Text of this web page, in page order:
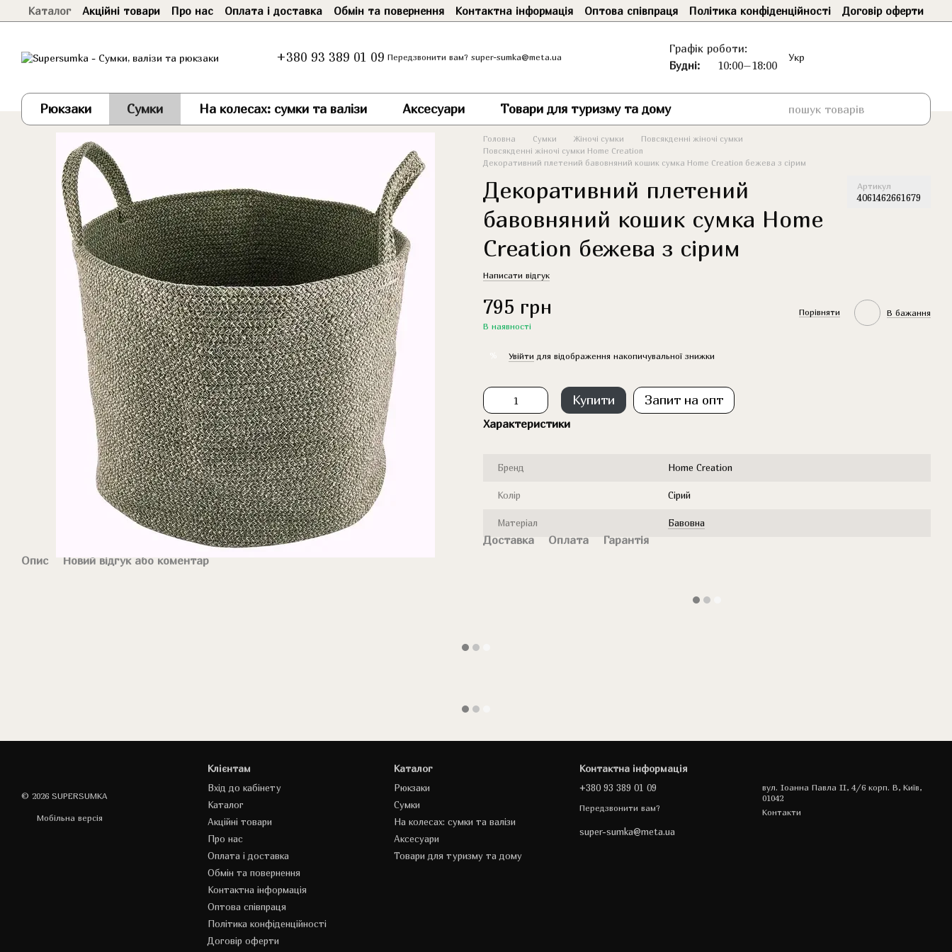
Перейти до основного контенту
Каталог Акційні товари Про нас Оплата і доставка Обмін та повернення Контактна інформація Оптова співпраця Політика конфіденційності Договір оферти
+380 93 389 01 09 Передзвонити вам? super-sumka@meta.ua
Графік роботи:
Будні:
10:00–18:00
Укр
Рюкзаки Сумки На колесах: сумки та валізи Аксесуари Товари для туризму та дому
Опис Новий відгук або коментар
Головна Сумки Жіночі сумки
Повсякденні жіночі сумки
Повсякденні жіночі сумки Home Creation
Декоративний плетений бавовняний кошик сумка Home Creation бежева з сірим
Декоративний плетений
бавовняний кошик сумка Home
Creation бежева з сірим
Артикул
4061462661679
Написати відгук
795 грн
В наявності
Порівняти В бажання
Увійти для відображення накопичувальної знижки
Купити Запит на опт
Характеристики
Бренд Home Creation
Колір Сірий
Матеріал Бавовна
Доставка Оплата Гарантія
© 2026 SUPERSUMKA
Мобільна версія
Клієнтам
Вхід до кабінету
Каталог
Акційні товари
Про нас
Оплата і доставка
Обмін та повернення
Контактна інформація
Оптова співпраця
Політика конфіденційності
Договір оферти
Каталог
Рюкзаки
Сумки
На колесах: сумки та валізи
Аксесуари
Товари для туризму та дому
Контактна інформація
+380 93 389 01 09
Передзвонити вам?
super-sumka@meta.ua
вул. Іоанна Павла II, 4/6 корп. В, Київ,
01042
Контакти